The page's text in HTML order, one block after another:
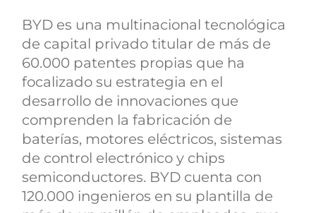
BYD es una multinacional tecnológica
de capital privado titular de más de
60.000 patentes propias que ha
focalizado su estrategia en el
desarrollo de innovaciones que
comprenden la fabricación de
baterías, motores eléctricos, sistemas
de control electrónico y chips
semiconductores. BYD cuenta con
120.000 ingenieros en su plantilla de